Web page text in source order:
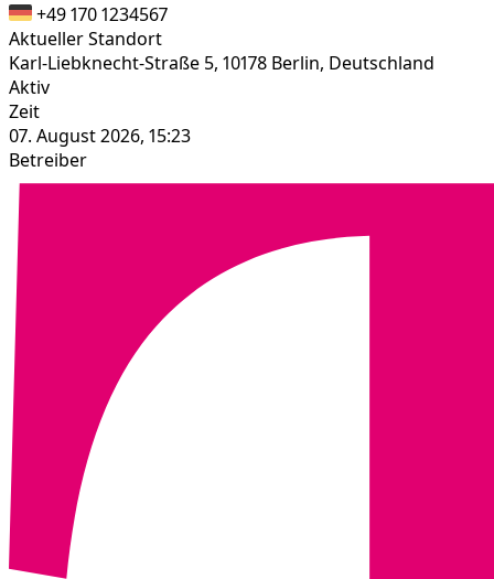
+49 170 1234567
Aktueller Standort
Karl-Liebknecht-Straße 5, 10178 Berlin, Deutschland
Aktiv
Zeit
07. August 2026, 15:23
Betreiber